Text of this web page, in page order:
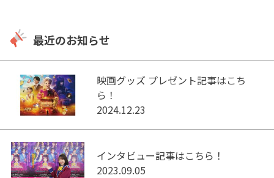
最近のお知らせ
映画グッズ プレゼント記事はこち
ら！
2024.12.23
インタビュー記事はこちら！
2023.09.05